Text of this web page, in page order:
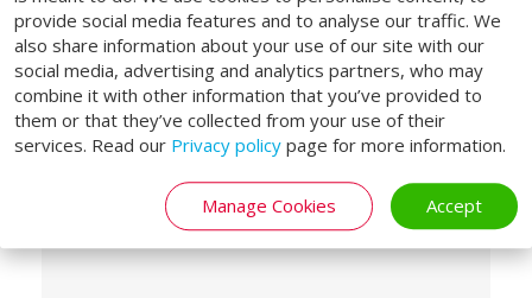
provide social media features and to analyse our traffic. We
also share information about your use of our site with our
social media, advertising and analytics partners, who may
combine it with other information that you’ve provided to
them or that they’ve collected from your use of their
services. Read our Privacy policy page for more information.
Manage Cookies Accept
froides et congélateurs
Modèles hygiéniques en inox pour
l'agroalimentaire
Portes de salle blanche à faible fuite
Versions résistantes au vent pour
usage extérieur